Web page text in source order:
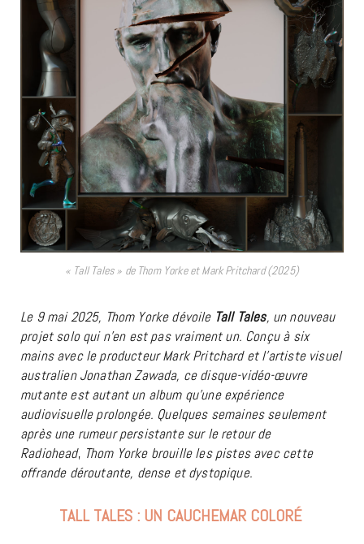
« Tall Tales » de Thom Yorke et Mark Pritchard (2025)
Le 9 mai 2025, Thom Yorke dévoile Tall Tales, unnouveau
projet solo qui n’en est pas vraiment un. Conçu à six
mains avec le producteur Mark Pritchard et l’artiste visuel
australien Jonathan Zawada, ce disque-vidéo-œuvre
mutante est autant un album qu’une expérience
audiovisuelle prolongée. Quelques semaines seulement
après une rumeur persistante sur le retour de
Radiohead, Thom Yorke brouille les pistes avec cette
offrande déroutante, dense et dystopique.
TALL TALES : UN CAUCHEMAR COLORÉ